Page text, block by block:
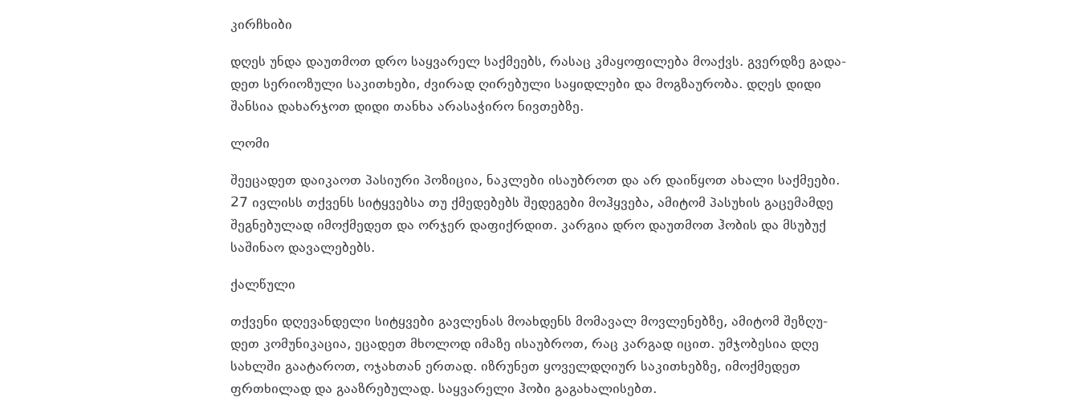
კირჩხი­ბი
დღეს უნდა და­უთ­მოთ დრო საყ­ვა­რელ საქ­მე­ებს, რა­საც კმა­ყო­ფი­ლე­ბა მო­აქვს. გვერ­დზე გა­და­
დეთ სე­რი­ო­ზუ­ლი სა­კი­თხე­ბი, ძვი­რად ღი­რე­ბუ­ლი სა­ყიდ­ლე­ბი და მოგ­ზა­უ­რო­ბა. დღეს დიდი
შან­სია და­ხარ­ჯოთ დიდი თან­ხა არა­სა­ჭი­რო ნივ­თებ­ზე.
ლომი
შე­ე­ცა­დეთ და­ი­კა­ოთ პა­სი­უ­რი პო­ზი­ცია, ნაკ­ლე­ბი ისა­უბ­როთ და არ და­ი­წყოთ ახა­ლი საქ­მე­ე­ბი.
27 ივ­ლისს თქვენს სი­ტყვებ­სა თუ ქმე­დე­ბებს შე­დე­გე­ბი მოჰ­ყვე­ბა, ამი­ტომ პა­სუ­ხის გა­ცე­მამ­დე
შეგ­ნე­ბუ­ლად იმოქ­მე­დეთ და ორ­ჯერ და­ფიქ­რდით. კარ­გია დრო და­უთ­მოთ ჰო­ბის და მსუ­ბუქ
სა­ში­ნაო და­ვა­ლე­ბებს.
ქალ­წუ­ლი
თქვე­ნი დღე­ვან­დე­ლი სი­ტყვე­ბი გავ­ლე­ნას მო­ახ­დენს მო­მა­ვალ მოვ­ლე­ნებ­ზე, ამი­ტომ შე­ზღუ­
დეთ კო­მუ­ნი­კა­ცია, ეცა­დეთ მხო­ლოდ იმა­ზე ისა­უბ­როთ, რაც კარ­გად იცით. უმ­ჯო­ბე­სია დღე
სახ­ლში გა­ა­ტა­როთ, ოჯახ­თან ერ­თად. იზ­რუ­ნეთ ყო­ველ­დღი­ურ სა­კი­თხებ­ზე, იმოქ­მე­დეთ
ფრთხი­ლად და გა­აზ­რე­ბუ­ლად. საყ­ვა­რე­ლი ჰობი გა­გა­ხა­ლი­სებთ.